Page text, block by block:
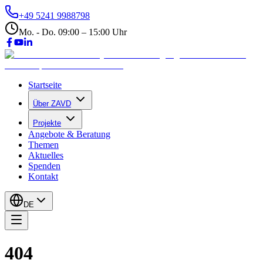
+49 5241 9988798
Mo. - Do. 09:00 – 15:00 Uhr
Startseite
Über ZAVD
Projekte
Angebote & Beratung
Themen
Aktuelles
Spenden
Kontakt
DE
404